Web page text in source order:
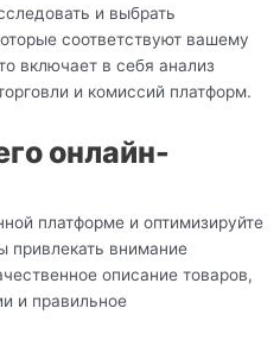
и выбрать
соответствуют вашему
включает в себя анализ
и комиссий платформ.
онлайн-
платформе и оптимизируйте
привлекать внимание
описание товаров,
и правильное